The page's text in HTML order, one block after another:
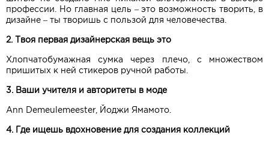
профессии. Но главная цель – это возможность творить, в
дизайне – ты творишь с пользой для человечества.
2. Твоя первая дизайнерская вещь это
Хлопчатобумажная сумка через плечо, с множеством
пришитых к ней стикеров ручной работы.
3. Ваши учителя и авторитеты в моде
Ann Demeulemeester, Йоджи Ямамото.
4. Где ищешь вдохновение для создания коллекций